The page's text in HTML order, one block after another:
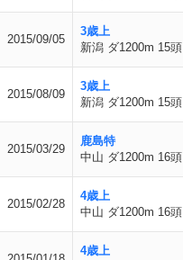
2015/09/05
3歳上
新潟 ダ1200m 15頭
2015/08/09
3歳上
新潟 ダ1200m 15頭
2015/03/29
鹿島特
中山 ダ1200m 16頭
2015/02/28
4歳上
中山 ダ1200m 16頭
4歳上